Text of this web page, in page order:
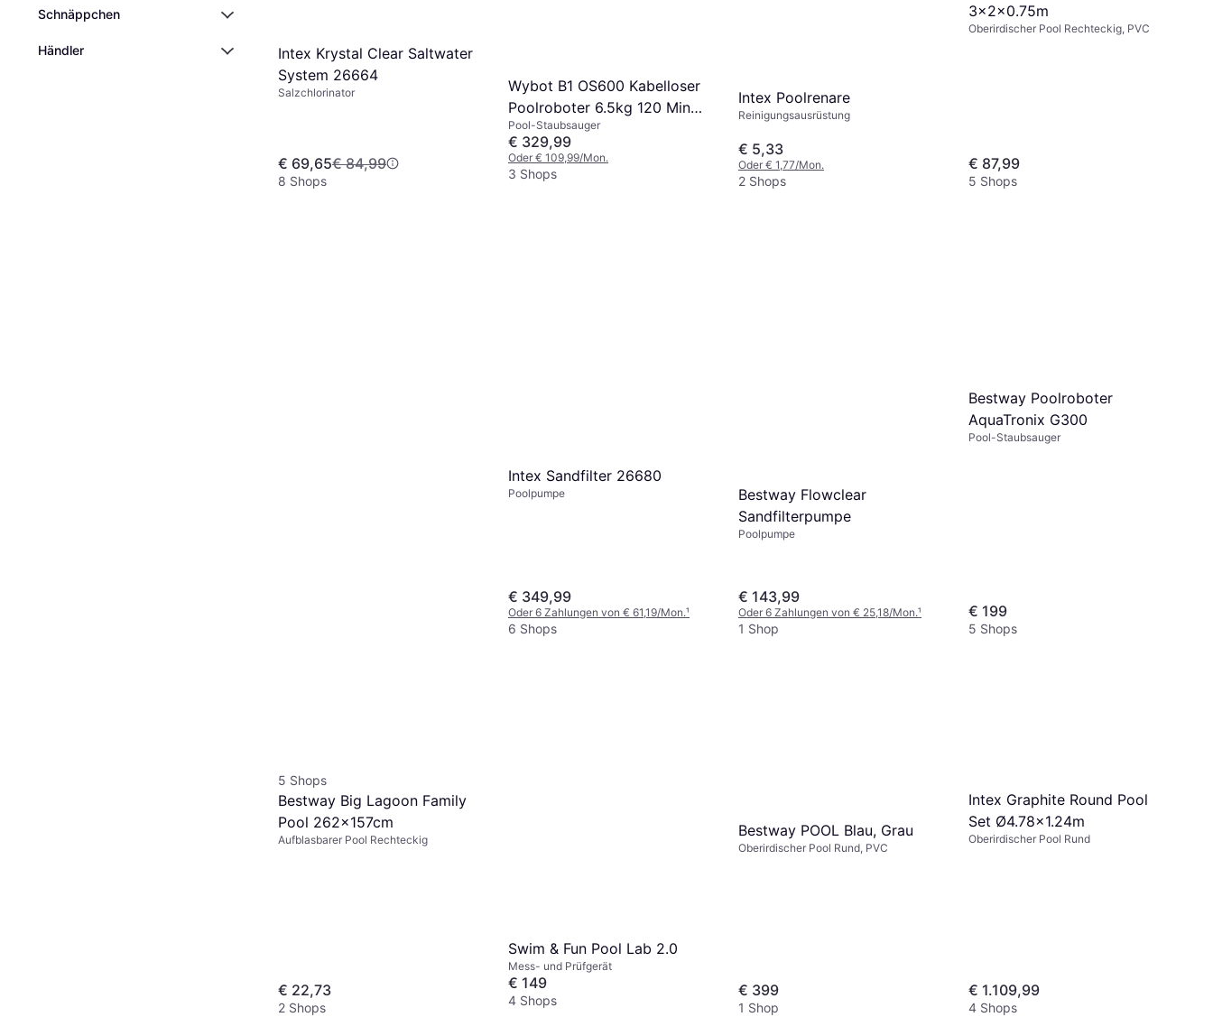
Schnäppchen
Händler
Intex Krystal Clear Saltwater
System 26664
Salzchlorinator
€ 69,65€ 84,99
8 Shops
Wybot B1 OS600 Kabelloser
Poolroboter 6.5kg 120 Min
180m Filter
Pool-Staubsauger
€ 329,99
Oder € 109,99/Mon.
3 Shops
Intex Poolrenare
Reinigungsausrüstung
€ 5,33
Oder € 1,77/Mon.
2 Shops
3x2x0.75m
Oberirdischer Pool Rechteckig, PVC
€ 87,99
5 Shops
5 Shops
Intex Sandfilter 26680
Poolpumpe
€ 349,99
Oder 6 Zahlungen von € 61,19/Mon.¹
6 Shops
Bestway Flowclear
Sandfilterpumpe
Poolpumpe
€ 143,99
Oder 6 Zahlungen von € 25,18/Mon.¹
1 Shop
Bestway Poolroboter
AquaTronix G300
Pool-Staubsauger
€ 199
5 Shops
Bestway Big Lagoon Family
Pool 262x157cm
Aufblasbarer Pool Rechteckig
€ 22,73
2 Shops
Swim & Fun Pool Lab 2.0
Mess- und Prüfgerät
€ 149
4 Shops
Bestway POOL Blau, Grau
Oberirdischer Pool Rund, PVC
€ 399
1 Shop
Intex Graphite Round Pool
Set Ø4.78x1.24m
Oberirdischer Pool Rund
€ 1.109,99
4 Shops